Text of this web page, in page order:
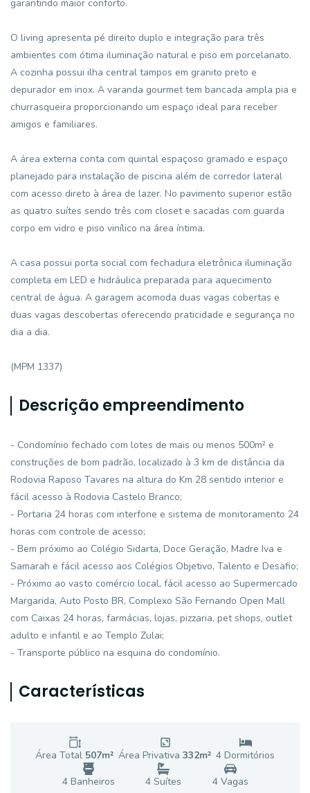
garantindo maior conforto.
O living apresenta pé direito duplo e integração para três
ambientes com ótima iluminação natural e piso em porcelanato.
A cozinha possui ilha central tampos em granito preto e
depurador em inox. A varanda gourmet tem bancada ampla pia e
churrasqueira proporcionando um espaço ideal para receber
amigos e familiares.
A área externa conta com quintal espaçoso gramado e espaço
planejado para instalação de piscina além de corredor lateral
com acesso direto à área de lazer. No pavimento superior estão
as quatro suítes sendo três com closet e sacadas com guarda
corpo em vidro e piso vinílico na área íntima.
A casa possui porta social com fechadura eletrônica iluminação
completa em LED e hidráulica preparada para aquecimento
central de água. A garagem acomoda duas vagas cobertas e
duas vagas descobertas oferecendo praticidade e segurança no
dia a dia.
(MPM 1337)
Descrição empreendimento
- Condomínio fechado com lotes de mais ou menos 500m² e
construções de bom padrão, localizado à 3 km de distância da
Rodovia Raposo Tavares na altura do Km 28 sentido interior e
fácil acesso à Rodovia Castelo Branco;
- Portaria 24 horas com interfone e sistema de monitoramento 24
horas com controle de acesso;
- Bem próximo ao Colégio Sidarta, Doce Geração, Madre Iva e
Samarah e fácil acesso aos Colégios Objetivo, Talento e Desafio;
- Próximo ao vasto comércio local, fácil acesso ao Supermercado
Margarida, Auto Posto BR, Complexo São Fernando Open Mall
com Caixas 24 horas, farmácias, lojas, pizzaria, pet shops, outlet
adulto e infantil e ao Templo Zulai;
- Transporte público na esquina do condomínio.
Características
Área Total 507m² Área Privativa 332m² 4 Dormitórios
4Banheiros 4 Suítes 4Vagas